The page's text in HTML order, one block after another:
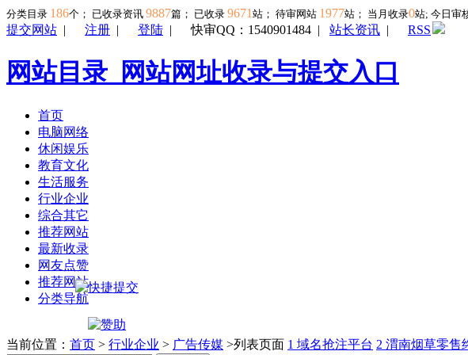
分类目录 186个； 已收录资讯 9887篇； 已收录 9671 站； 待审网站 1977站； 当月收录0站; 今日审
提交网站 | 注册 | 登陆 |快审QQ：1540901484 | 站长资讯 | RSS
网站目录_网站网址收录与提交入口
首页
电脑网络
休闲娱乐
教育文化
生活服务
行业企业
综合其它
推荐网站
最新收录
网友点赞
推荐网站
分类导航
当前位置： 首页 > 行业企业 > 广告传媒 >列表页面 1 域名抢注平台 2 渭南烟草零售